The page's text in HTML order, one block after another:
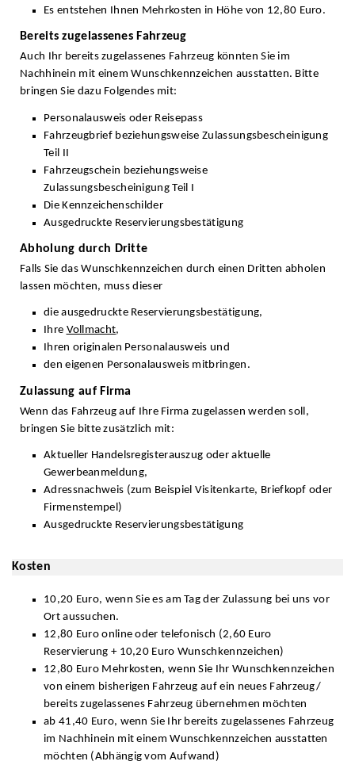
Es entstehen Ihnen Mehrkosten in Höhe von 12,80 Euro.
Bereits zugelassenes Fahrzeug
Auch Ihr bereits zugelassenes Fahrzeug könnten Sie im
Nachhinein mit einem Wunschkennzeichen ausstatten. Bitte
bringen Sie dazu Folgendes mit:
Personalausweis oder Reisepass
Fahrzeugbrief beziehungsweise Zulassungsbescheinigung
Teil II
Fahrzeugschein beziehungsweise
Zulassungsbescheinigung Teil I
Die Kennzeichenschilder
Ausgedruckte Reservierungsbestätigung
Abholung durch Dritte
Falls Sie das Wunschkennzeichen durch einen Dritten abholen
lassen möchten, muss dieser
die ausgedruckte Reservierungsbestätigung,
Ihre Vollmacht,
Ihren originalen Personalausweis und
den eigenen Personalausweis mitbringen.
Zulassung auf Firma
Wenn das Fahrzeug auf Ihre Firma zugelassen werden soll,
bringen Sie bitte zusätzlich mit:
Aktueller Handelsregisterauszug oder aktuelle
Gewerbeanmeldung,
Adressnachweis (zum Beispiel Visitenkarte, Briefkopf oder
Firmenstempel)
Ausgedruckte Reservierungsbestätigung
Kosten
10,20 Euro, wenn Sie es am Tag der Zulassung bei uns vor
Ort aussuchen.
12,80 Euro online oder telefonisch (2,60 Euro
Reservierung + 10,20 Euro Wunschkennzeichen)
12,80 Euro Mehrkosten, wenn Sie Ihr Wunschkennzeichen
von einem bisherigen Fahrzeug auf ein neues Fahrzeug/
bereits zugelassenes Fahrzeug übernehmen möchten
ab 41,40 Euro, wenn Sie Ihr bereits zugelassenes Fahrzeug
im Nachhinein mit einem Wunschkennzeichen ausstatten
möchten (Abhängig vom Aufwand)